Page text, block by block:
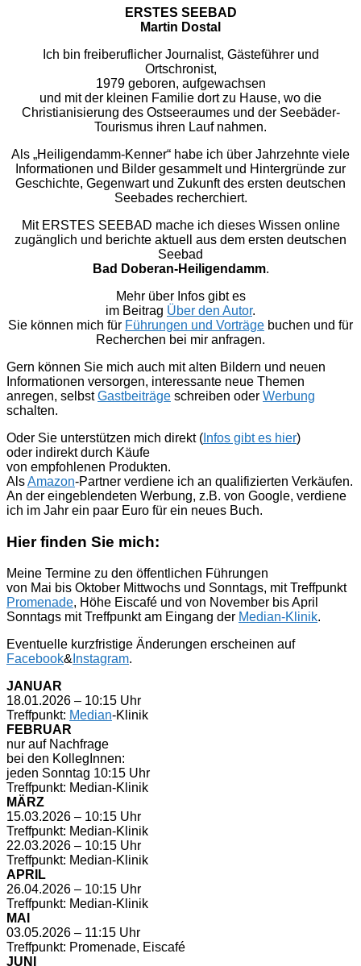
ERSTES SEEBAD
Martin Dostal
Ich bin freiberuflicher Journalist, Gästeführer und
Ortschronist,
1979 geboren, aufgewachsen
und mit der kleinen Familie dort zu Hause, wo die
Christianisierung des Ostseeraumes und der Seebäder-
Tourismus ihren Lauf nahmen.
Als „Heiligendamm-Kenner“ habe ich über Jahrzehnte viele
Informationen und Bilder gesammelt und Hintergründe zur
Geschichte, Gegenwart und Zukunft des ersten deutschen
Seebades recherchiert.
Mit ERSTES SEEBAD mache ich dieses Wissen online
zugänglich und berichte aktuell aus dem ersten deutschen
Seebad
Bad Doberan-Heiligendamm.
Mehr über Infos gibt es
im Beitrag Über den Autor.
Sie können mich für Führungen und Vorträge buchen und für
Recherchen bei mir anfragen.
Gern können Sie mich auch mit alten Bildern und neuen
Informationen versorgen, interessante neue Themen
anregen, selbstGastbeiträge schreiben oder Werbung
schalten.
Oder Sie unterstützen mich direkt ( Infos gibt es hier)
oder indirekt durch Käufe
von empfohlenen Produkten.
AlsAmazon-Partner verdiene ich an qualifizierten Verkäufen.
An der eingeblendeten Werbung, z.B. von Google, verdiene
ich im Jahr ein paar Euro für ein neues Buch.
Hier finden Sie mich:
Meine Termine zu den öffentlichen Führungen
von Mai bis Oktober Mittwochs und Sonntags, mit Treffpunkt
Promenade, Höhe Eiscafé und von November bis April
Sonntags mit Treffpunkt am Eingang der Median-Klinik.
Eventuelle kurzfristige Änderungen erscheinen auf
Facebook& Instagram.
JANUAR
18.01.2026 – 10:15 Uhr
Treffpunkt: Median-Klinik
FEBRUAR
nur auf Nachfrage
bei den KollegInnen:
jeden Sonntag 10:15 Uhr
Treffpunkt: Median-Klinik
MÄRZ
15.03.2026 – 10:15 Uhr
Treffpunkt: Median-Klinik
22.03.2026 – 10:15 Uhr
Treffpunkt: Median-Klinik
APRIL
26.04.2026 – 10:15 Uhr
Treffpunkt: Median-Klinik
MAI
03.05.2026 – 11:15 Uhr
Treffpunkt: Promenade, Eiscafé
JUNI